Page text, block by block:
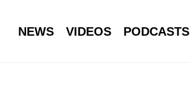
NEWS VIDEOS PODCASTS